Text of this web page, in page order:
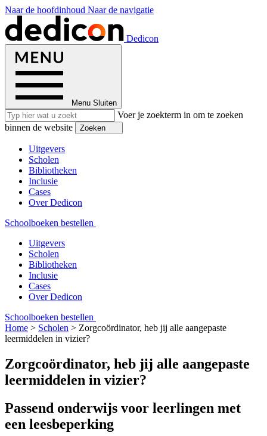
Naar de hoofdinhoud Naar de navigatie
Dedicon
Menu Sluiten
Voer je zoekterm in om te zoeken
binnen de website
Zoeken
Uitgevers
Scholen
Bibliotheken
Inclusie
Cases
Over Dedicon
Schoolboeken bestellen
Uitgevers
Scholen
Bibliotheken
Inclusie
Cases
Over Dedicon
Schoolboeken bestellen
Home > Scholen > Zorgcoördinator, heb jij alle aangepaste
leermiddelen in vizier?
Zorgcoördinator, heb jij alle aangepaste
leermiddelen in vizier?
Passend onderwijs voor leerlingen met
een leesbeperking